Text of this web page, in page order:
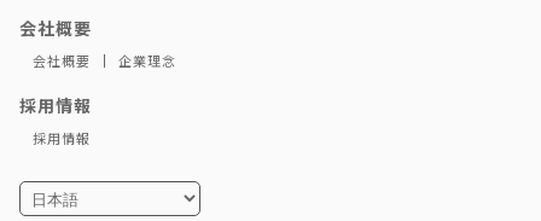
会社概要
会社概要 企業理念
採用情報
採用情報